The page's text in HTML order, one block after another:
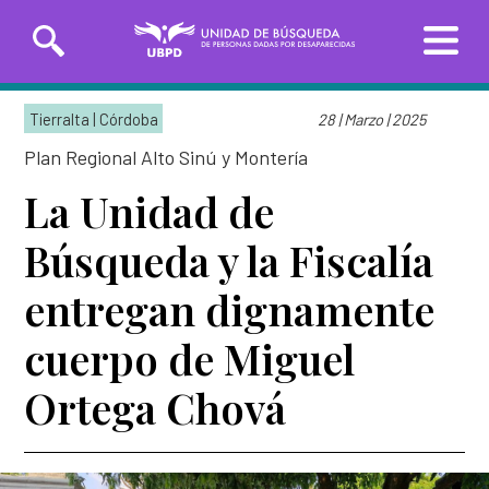
Saltar
contenido
principal
Solicitudes de búsqueda
Entrega de información
Línea Nacional
01 8000-162
226
Línea Exterior
(+57)
3162783918
INICIO
SOBRE LA UBPD
Misión y visión
Directora general
Organigrama y directorio
Glosario de la búsqueda
TRANSPARENCIA
SERVICIO AL CIUDADANO
Sedes de la Unidad de Búsqueda
PARTICIPA
Tierralta | Córdoba
Plan Regional Alto Sinú y Montería
28 | Marzo | 2025
La Unidad de
Búsqueda y la Fiscalía
entregan dignamente
cuerpo de Miguel
Ortega Chová